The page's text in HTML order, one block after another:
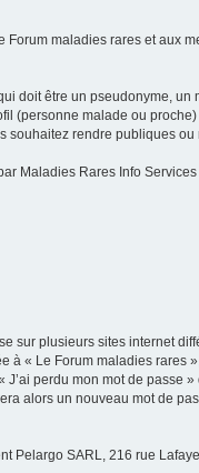
maladies rares et aux
doit être un pseudonyme, un
(personne malade ou
souhaitez rendre publiques ou
Maladies Rares Info Services
sur plusieurs sites internet
à « Le Forum maladies rares
perdu mon mot de passe
alors un nouveau mot de
Pelargo SARL, 216 rue